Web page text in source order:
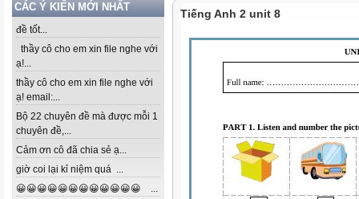
CÁC Ý KIẾN MỚI NHẤT
đề tốt...
thầy cô cho em xin file nghe với
ạ!...
thầy cô cho em xin file nghe với
ạ! email:...
Bộ 22 chuyên đề mà được mỗi 1
chuyên đề,...
Cảm ơn cô đã chia sẻ ạ...
giờ coi lại kỉ niệm quá ...
😀😀😀😀😀😀😀😀😀😀😀😀 ...
Tiếng Anh 2 unit 8